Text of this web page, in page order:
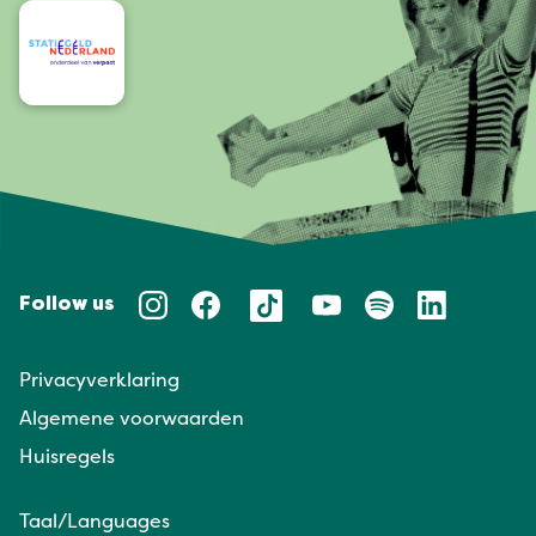
Follow us
Privacyverklaring
Algemene voorwaarden
Huisregels
Taal/Languages